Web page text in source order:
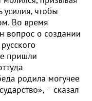
усилия, чтобы
Во время
вопрос о создании
пришли
родила могучее
– сказал